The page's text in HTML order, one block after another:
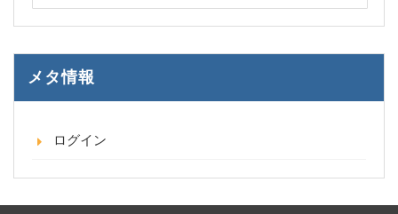
メタ情報
ログイン